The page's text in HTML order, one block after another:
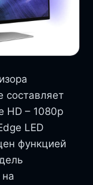
составляет
HD – 1080p
LED
функцией